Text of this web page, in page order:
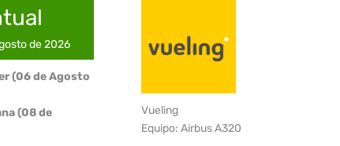
de 2026
(06 de Agosto
(08 de
Vueling
Equipo: Airbus A320